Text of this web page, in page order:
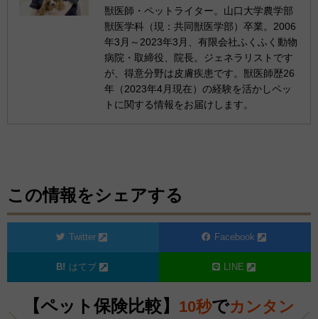
獣医師・ペットライター。山口大学農学部
獣医学科（現：共同獣医学部）卒業。2006
年3月～2023年3月、有限会社ふくふく動物
病院・取締役、院長。ジェネラリストです
が、得意分野は皮膚疾患です。獣医師歴26
年（2023年4月現在）の経験を活かしペッ
トに関する情報をお届けします。
この情報をシェアする
Twitter Facebook
はてブ LINE
【ペット保険比較】 10秒でカンタン